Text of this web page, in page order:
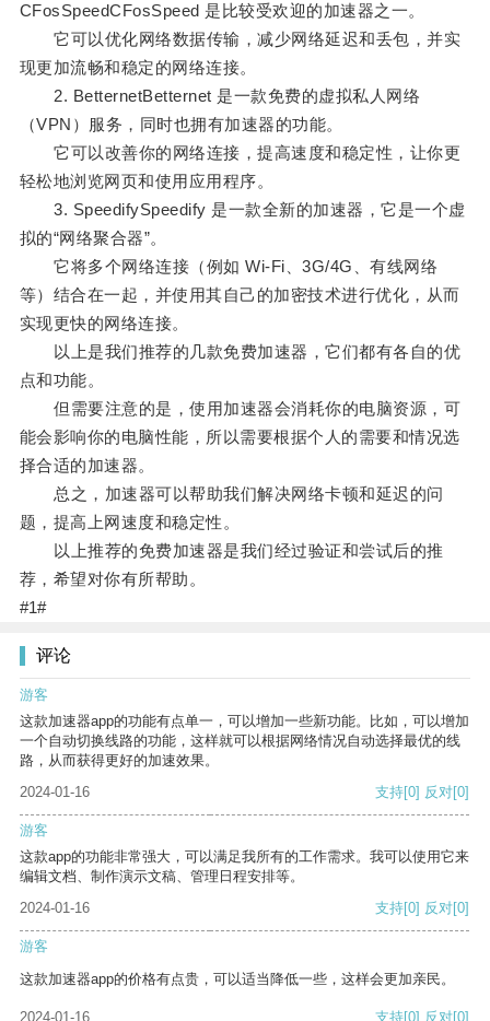
CFosSpeedCFosSpeed 是比较受欢迎的加速器之一。
它可以优化网络数据传输，减少网络延迟和丢包，并实
现更加流畅和稳定的网络连接。
2. BetternetBetternet 是一款免费的虚拟私人网络
（VPN）服务，同时也拥有加速器的功能。
它可以改善你的网络连接，提高速度和稳定性，让你更
轻松地浏览网页和使用应用程序。
3. SpeedifySpeedify 是一款全新的加速器，它是一个虚
拟的“网络聚合器”。
它将多个网络连接（例如 Wi-Fi、3G/4G、有线网络
等）结合在一起，并使用其自己的加密技术进行优化，从而
实现更快的网络连接。
以上是我们推荐的几款免费加速器，它们都有各自的优
点和功能。
但需要注意的是，使用加速器会消耗你的电脑资源，可
能会影响你的电脑性能，所以需要根据个人的需要和情况选
择合适的加速器。
总之，加速器可以帮助我们解决网络卡顿和延迟的问
题，提高上网速度和稳定性。
以上推荐的免费加速器是我们经过验证和尝试后的推
荐，希望对你有所帮助。
#1#
评论
游客
这款加速器app的功能有点单一，可以增加一些新功能。比如，可以增加
一个自动切换线路的功能，这样就可以根据网络情况自动选择最优的线
路，从而获得更好的加速效果。
2024-01-16
支持[0] 反对[0]
游客
这款app的功能非常强大，可以满足我所有的工作需求。我可以使用它来
编辑文档、制作演示文稿、管理日程安排等。
2024-01-16
支持[0] 反对[0]
游客
这款加速器app的价格有点贵，可以适当降低一些，这样会更加亲民。
2024-01-16 支持[0] 反对[0]